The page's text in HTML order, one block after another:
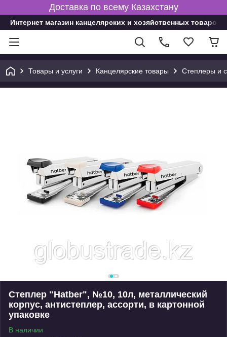
Доставка по всему Казахстану
Интернет магазин канцелярских и хозяйственных товаров
Товары и услуги Канцелярские товары Степлеры и
Степлер "Hatber", №10, 10л, металлический
корпус, антистеплер, ассорти, в картонной
упаковке
В наличии